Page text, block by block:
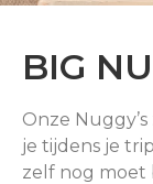
BIG
Onze
je tijdens je
zelf nog moet